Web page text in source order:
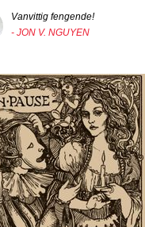
Vanvittig fengende!
- JON V. NGUYEN